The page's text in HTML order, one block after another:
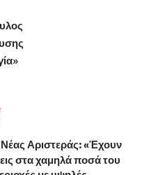
Αριστεράς: «Έχουν
στα χαμηλά ποσά του